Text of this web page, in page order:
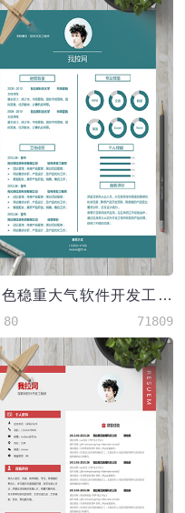
绿色稳重大气软件开发工程师简历
80 71809